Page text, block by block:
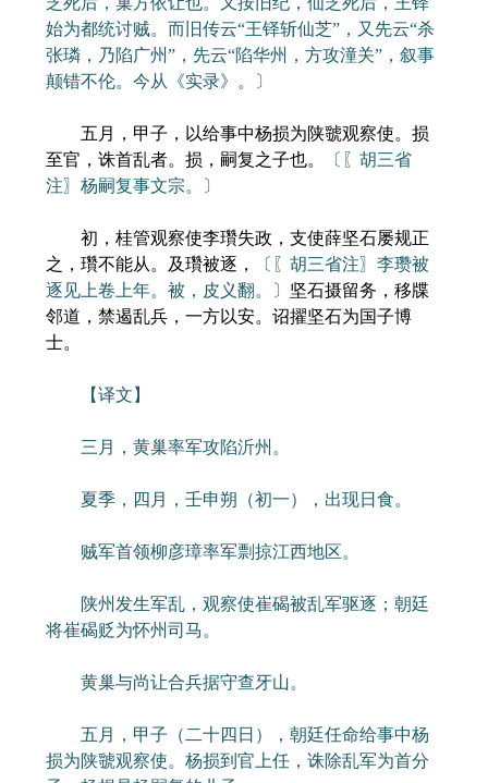
始为都统讨贼。而旧传云“王铎斩仙芝”，又先云“杀
张璘，乃陷广州”，先云“陷华州，方攻潼关”，叙事
颠错不伦。今从《实录》。〕
五月，甲子，以给事中杨损为陕虢观察使。损
至官，诛首乱者。损，嗣复之子也。
〔〖胡三省
注〗杨嗣复事文宗。〕
初，桂管观察使李瓚失政，支使薛坚石屡规正
之，瓚不能从。及瓚被逐，
〔〖胡三省注〗李瓒被
逐见上卷上年。被，皮义翻。〕 坚石摄留务，移牒
邻道，禁遏乱兵，一方以安。诏擢坚石为国子博
士。
【译文】
三月，黄巢率军攻陷沂州。
夏季，四月，壬申朔（初一），出现日食。
贼军首领柳彦璋率军剽掠江西地区。
陕州发生军乱，观察使崔碣被乱军驱逐；朝廷
将崔碣贬为怀州司马。
黄巢与尚让合兵据守查牙山。
五月，甲子（二十四日），朝廷任命给事中杨
损为陕虢观察使。杨损到官上任，诛除乱军为首分